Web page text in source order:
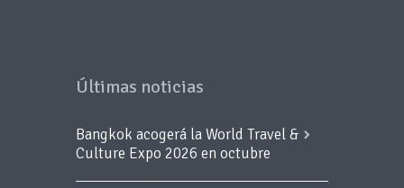
Últimas noticias
Bangkok acogerá la World Travel &
Culture Expo 2026 en octubre